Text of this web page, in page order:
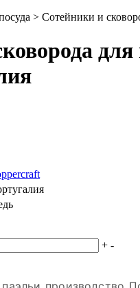
> Сотейники и
для
+ -